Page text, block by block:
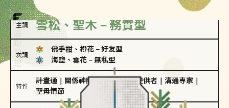
主調 雪松、聖木－務實型
次調
佛手柑、橙花 － 好友型
海鹽、雪花 － 無私型
特性
計畫通 關係神隊友 情緒價值提供者 溝通專家
聖母情節